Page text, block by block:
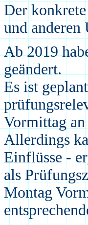
Der
und
Ab 2019
geändert.
Es ist
Vormittag
Allerdings
Einflüsse -
als
Montag